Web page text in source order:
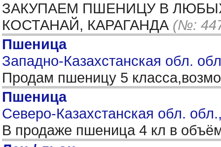
ЗАКУПАЕМ ПШЕНИЦУ В
КОСТАНАЙ, КАРАГАНДА (№:
Пшеница
Западно-Казахстанская обл.
Продам пшеницу 5
Пшеница
Северо-Казахстанская обл.
В продаже пшеница 4 кл в